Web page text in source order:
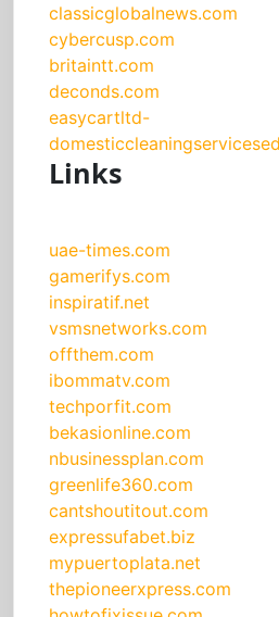
classicglobalnews.com
cybercusp.com
britaintt.com
deconds.com
easycartltd-
Links
uae-times.com
gamerifys.com
inspiratif.net
vsmsnetworks.com
offthem.com
ibommatv.com
techporfit.com
bekasionline.com
nbusinessplan.com
greenlife360.com
cantshoutitout.com
expressufabet.biz
mypuertoplata.net
thepioneerxpress.com